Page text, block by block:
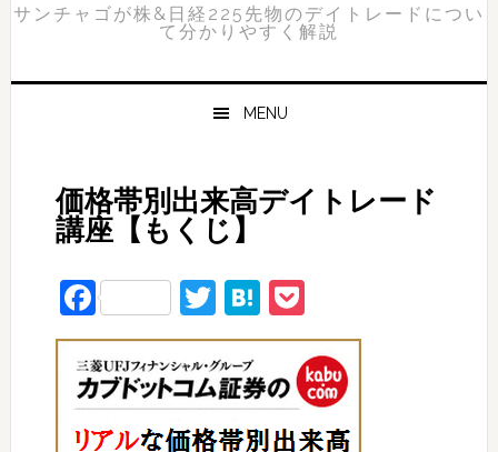
サンチャゴが株&日経225先物のデイトレードについ
て分かりやすく解説
MENU
価格帯別出来高デイトレード
講座【もくじ】
FacebookTwitterHatena
Pocket